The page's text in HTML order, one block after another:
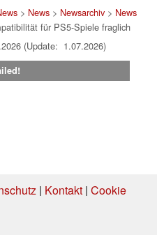
> News> Newsarchiv> News
für PS5-Spiele fraglich
(Update: 1.07.2026)
| Kontakt| Cookie